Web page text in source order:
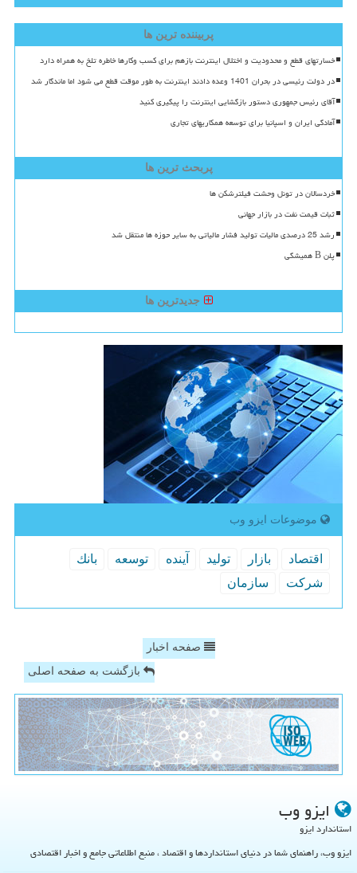
پربیننده ترین ها
خسارتهای قطع و محدودیت و اختلال اینترنت بازهم برای کسب وکارها خاطره تلخ به همراه دارد
در دولت رئیسی در بحران 1401 وعده دادند اینترنت به طور موقت قطع می شود اما ماندگار شد
آقای رئیس جمهوری دستور بازگشایی اینترنت را پیگیری کنید
آمادگی ایران و اسپانیا برای توسعه همکاریهای تجاری
پربحث ترین ها
خردسالان در تونل وحشت فیلترشکن ها
ثبات قیمت نفت در بازار جهانی
رشد 25 درصدی مالیات تولید فشار مالیاتی به سایر حوزه ها منتقل شد
پلن B همیشگی
جدیدترین ها
موضوعات ایزو وب
اقتصاد بازار تولید آینده توسعه
بانك
شركت
سازمان
صفحه اخبار
بازگشت به صفحه اصلی
ایزو وب
استاندارد ایزو
ایزو وب، راهنمای شما در دنیای استانداردها و اقتصاد ، منبع اطلاعاتی جامع و اخبار اقتصادی